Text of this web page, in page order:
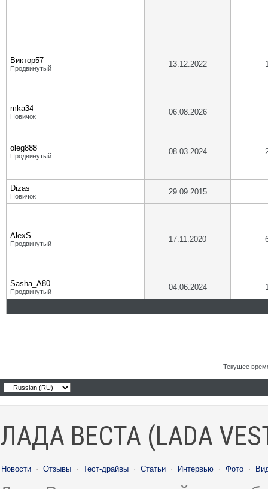
Виктор57
Продвинутый 13.12.2022
mka34
Новичок 06.08.2026
oleg888
Продвинутый 08.03.2024
Dizas
Новичок 29.09.2015
AlexS
Продвинутый 17.11.2020
Sasha_A80
Продвинутый 04.06.2024
Текущее
ЛАДА ВЕСТА (LADA
Новости · Отзывы · Тест-драйвы · Статьи · Интервью · Фото ·